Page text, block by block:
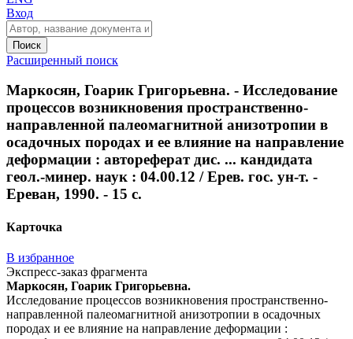
Вход
Поиск
Расширенный поиск
Маркосян, Гоарик Григорьевна. - Исследование
процессов возникновения пространственно-
направленной палеомагнитной анизотропии в
осадочных породах и ее влияние на направление
деформации : автореферат дис. ... кандидата
геол.-минер. наук : 04.00.12 / Ерев. гос. ун-т. -
Ереван, 1990. - 15 с.
Карточка
В избранное
Экспресс-заказ фрагмента
Маркосян, Гоарик Григорьевна.
Исследование процессов возникновения пространственно-
направленной палеомагнитной анизотропии в осадочных
породах и ее влияние на направление деформации :